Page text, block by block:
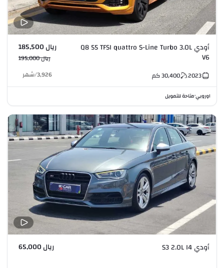
أودي Q8 55 TFSI quattro S-Line Turbo 3.0L
V6
ريال 185,500
ريال 195,000
2023
30,400كم 3,926
/شهر
اوروبي•متاحة للتمويل
أودي S3 2.0L I4 ريال 65,000